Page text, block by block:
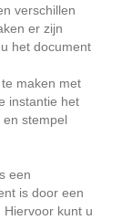
verschillen
er zijn
het document
maken met
instantie het
stempel
een
is door een
kunt u